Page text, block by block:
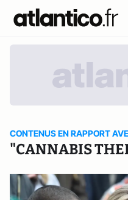
CONTENUS EN RAPPORT
"CANNABIS